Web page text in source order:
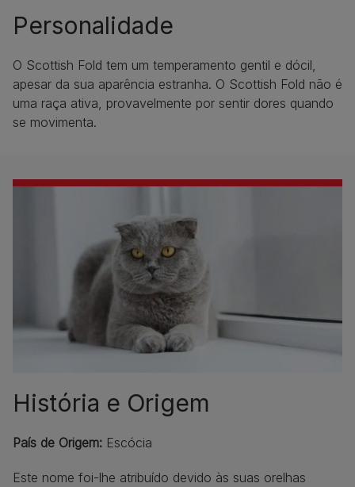
Personalidade
O Scottish Fold tem um temperamento gentil e dócil,
apesar da sua aparência estranha. O Scottish Fold não é
uma raça ativa, provavelmente por sentir dores quando
se movimenta.
História e Origem
País de Origem: Escócia
Este nome foi-lhe atribuído devido às suas orelhas